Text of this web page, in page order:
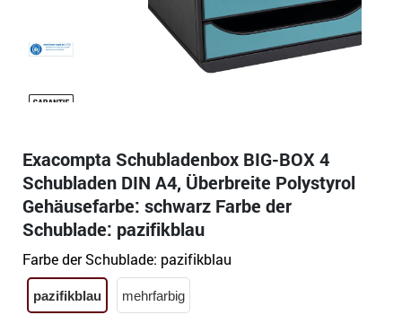
Exacompta Schubladenbox BIG-BOX 4
Schubladen DIN A4, Überbreite Polystyrol
Gehäusefarbe: schwarz Farbe der
Schublade: pazifikblau
Farbe der Schublade: pazifikblau
pazifikblau mehrfarbig